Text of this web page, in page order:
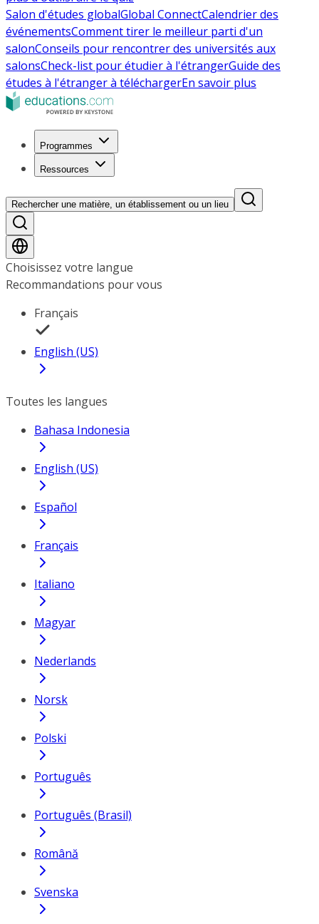
Salon d'études globalGlobal ConnectCalendrier des
événementsComment tirer le meilleur parti d'un
salonConseils pour rencontrer des universités aux
salonsCheck-list pour étudier à l'étrangerGuide des
études à l'étranger à téléchargerEn savoir plus
Programmes
Ressources
Rechercher une matière, un établissement ou un lieu
Choisissez votre langue
Recommandations pour vous
Français
English (US)
Toutes les langues
Bahasa Indonesia
English (US)
Español
Français
Italiano
Magyar
Nederlands
Norsk
Polski
Português
Português (Brasil)
Română
Svenska